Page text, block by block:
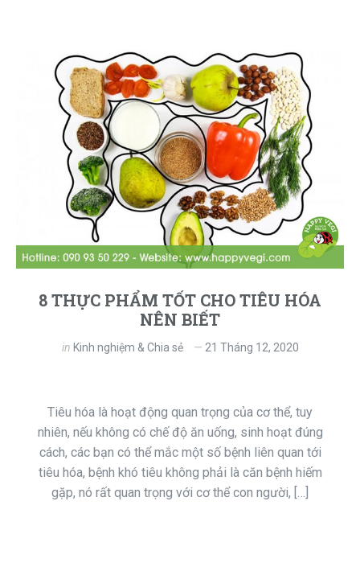
8 THỰC PHẨM TỐT CHO TIÊU HÓA
NÊN BIẾT
in Kinh nghiệm & Chia sẻ 21 Tháng 12, 2020
Tiêu hóa là hoạt động quan trọng của cơ thể, tuy
nhiên, nếu không có chế độ ăn uống, sinh hoạt đúng
cách, các bạn có thể mắc một số bệnh liên quan tới
tiêu hóa, bệnh khó tiêu không phải là căn bệnh hiếm
gặp, nó rất quan trọng với cơ thể con người, […]